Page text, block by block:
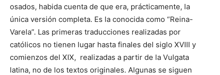
osados, habida cuenta de que era, prácticamente, la
única versión completa. Es la conocida como “Reina-
Varela”. Las primeras traducciones realizadas por
católicos no tienen lugar hasta finales del siglo XVIII y
comienzos del XIX, realizadas a partir de la Vulgata
latina, no de los textos originales. Algunas se siguen